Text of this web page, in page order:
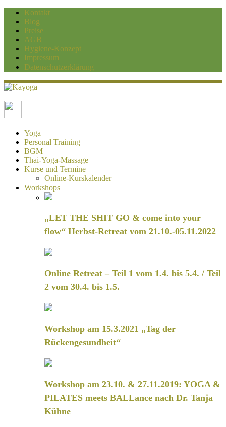
Kontakt
Blog
Preise
AGB
Hygiene-Konzept
Impressum
Datenschutzerklärung
Kayoga
Yoga und Personaltraining Duisburg
Yoga
Personal Training
BGM
Thai-Yoga-Massage
Kurse und Termine
Online-Kurskalender
Workshops
„LET THE SHIT GO & come into your
flow“ Herbst-Retreat vom 21.10.-05.11.2022
Online Retreat – Teil 1 vom 1.4. bis 5.4. / Teil
2 vom 30.4. bis 1.5.
Workshop am 15.3.2021 „Tag der
Rückengesundheit“
Workshop am 23.10. & 27.11.2019: YOGA &
PILATES meets BALLance nach Dr. Tanja
Kühne